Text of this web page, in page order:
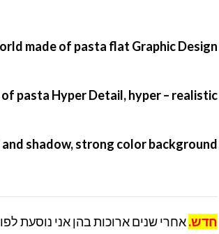
made of pasta flat Graphic Design
pasta Hyper Detail, hyper – realistic
shadow, strong color background
חדש.אחרי שנים ארוכות בהן אני נוסעת